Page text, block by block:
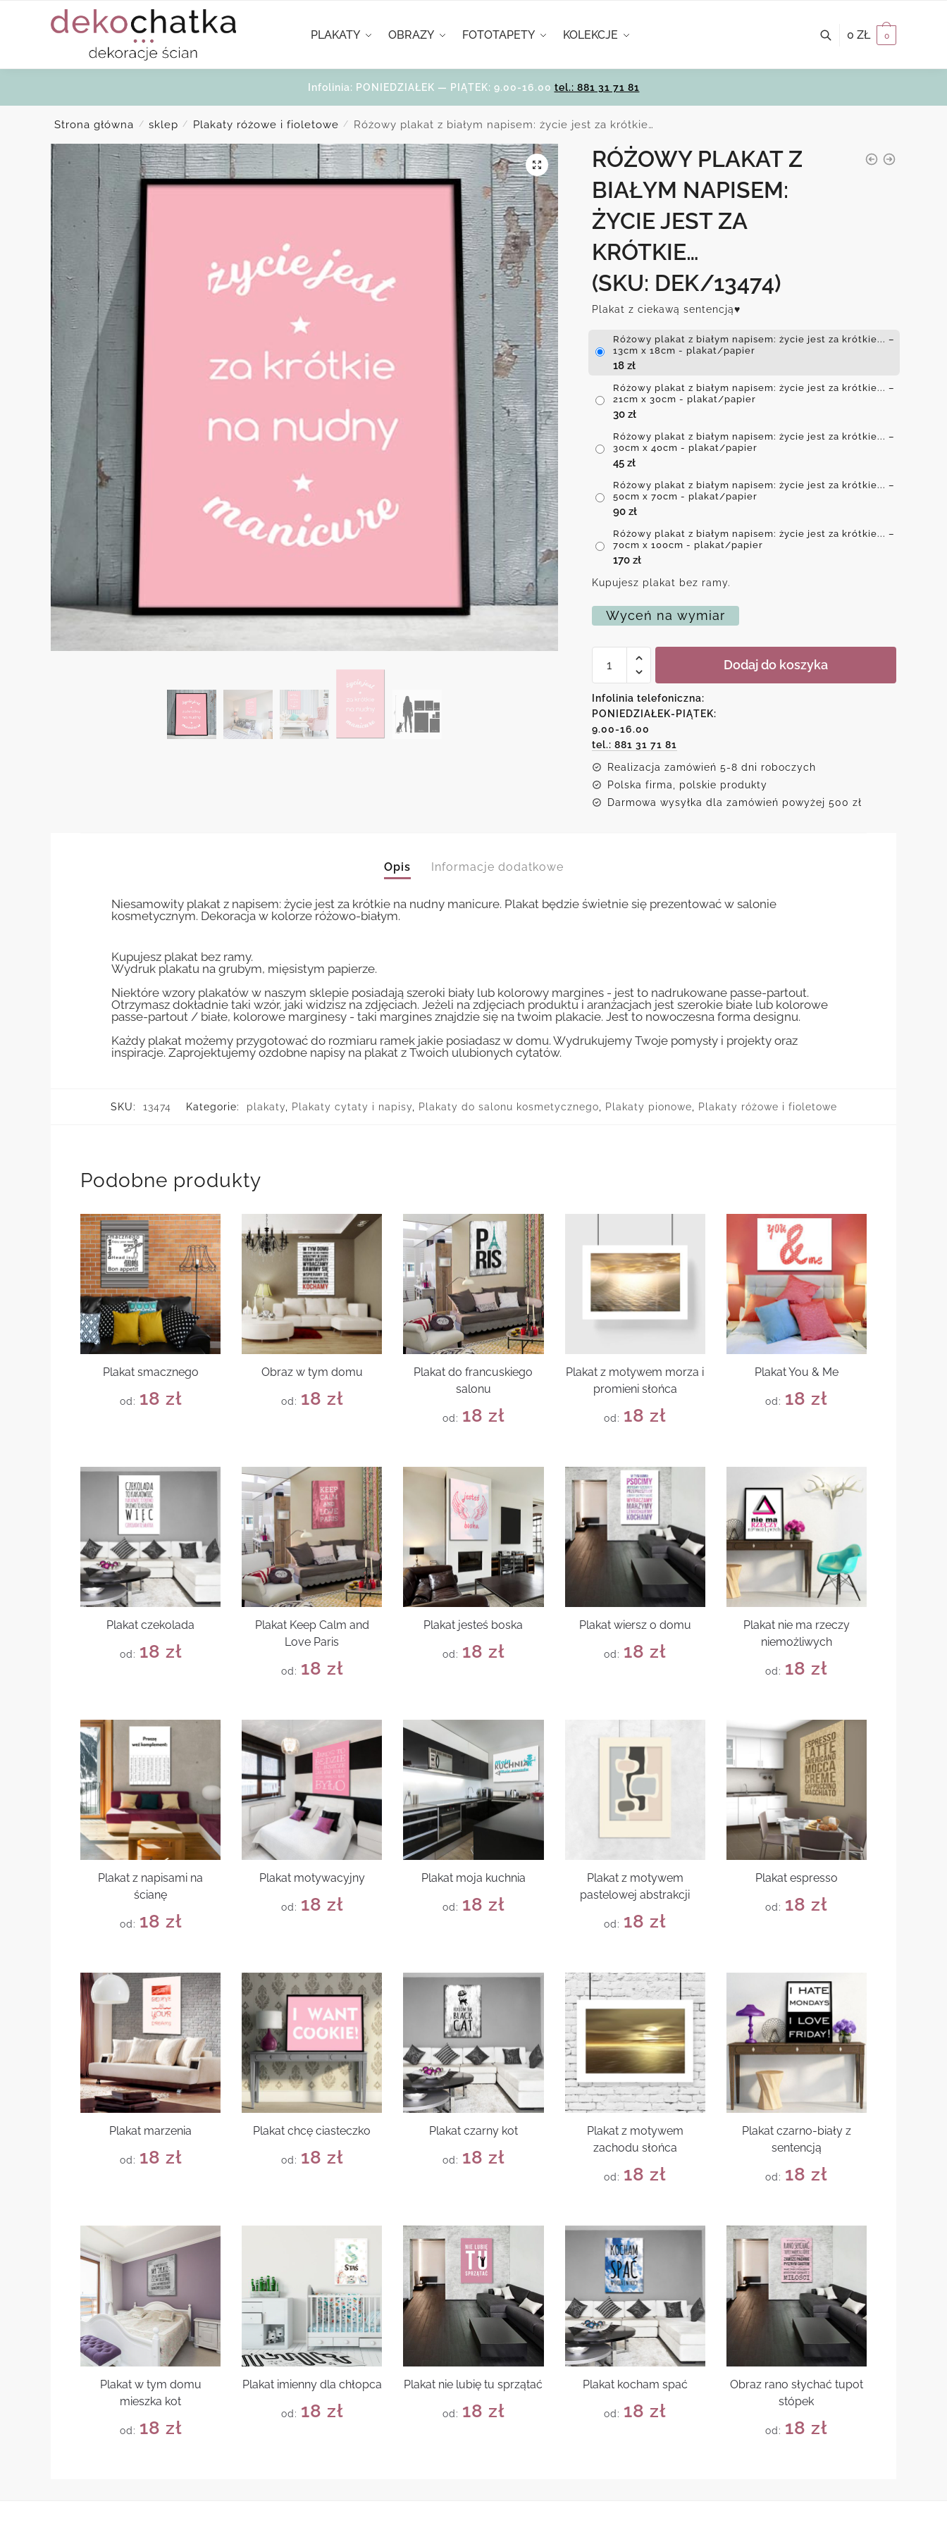
PLAKATY OBRAZY FOTOTAPETY KOLEKCJE 0 ZŁ 0
Infolinia: PONIEDZIAŁEK — PIĄTEK: 9.00-16.00 tel.: 881 31 71 81
Strona główna / sklep / Plakaty różowe i fioletowe / Różowy plakat z białym napisem: życie jest za krótkie…
RÓŻOWY PLAKAT Z
BIAŁYM NAPISEM:
ŻYCIE JEST ZA
KRÓTKIE…
(SKU: DEK/13474)
Plakat z ciekawą sentencją♥
Różowy plakat z białym napisem: życie jest za krótkie... –
13cm x 18cm - plakat/papier
18 zł
Różowy plakat z białym napisem: życie jest za krótkie... –
21cm x 30cm - plakat/papier
30 zł
Różowy plakat z białym napisem: życie jest za krótkie... –
30cm x 40cm - plakat/papier
45 zł
Różowy plakat z białym napisem: życie jest za krótkie... –
50cm x 70cm - plakat/papier
90 zł
Różowy plakat z białym napisem: życie jest za krótkie... –
70cm x 100cm - plakat/papier
170 zł
Kupujesz plakat bez ramy.
Wyceń na wymiar
Różowy
białym
napisem:
życie
jest
za
krótkie...
Dodaj do koszyka
Infolinia telefoniczna:
PONIEDZIAŁEK-PIĄTEK:
9.00-16.00
tel.: 881 31 71 81
Realizacja zamówień 5-8 dni roboczych
Polska firma, polskie produkty
Darmowa wysyłka dla zamówień powyżej 500 zł
Opis Informacje dodatkowe
Niesamowity plakat z napisem: życie jest za krótkie na nudny manicure. Plakat będzie świetnie się prezentować w salonie
kosmetycznym. Dekoracja w kolorze różowo-białym.
Kupujesz plakat bez ramy.
Wydruk plakatu na grubym, mięsistym papierze.
Niektóre wzory plakatów w naszym sklepie posiadają szeroki biały lub kolorowy margines - jest to nadrukowane passe-partout.
Otrzymasz dokładnie taki wzór, jaki widzisz na zdjęciach. Jeżeli na zdjęciach produktu i aranżacjach jest szerokie białe lub kolorowe
passe-partout / białe, kolorowe marginesy - taki margines znajdzie się na twoim plakacie. Jest to nowoczesna forma designu.
Każdy plakat możemy przygotować do rozmiaru ramek jakie posiadasz w domu. Wydrukujemy Twoje pomysły i projekty oraz
inspiracje. Zaprojektujemy ozdobne napisy na plakat z Twoich ulubionych cytatów.
SKU: 13474 Kategorie: plakaty Plakaty cytaty i napisy Plakaty do salonu kosmetycznego Plakaty pionowe Plakaty różowe i fioletowe
Podobne produkty
Plakat smacznego
od: 18 zł
Obraz w tym domu
od: 18 zł
Plakat do francuskiego
salonu
od: 18 zł
Plakat z motywem morza i
promieni słońca
od: 18zł
Plakat You & Me
od: 18zł
Plakat czekolada
od: 18 zł
Plakat Keep Calm and
Love Paris
od: 18 zł
Plakat jesteś boska
od: 18 zł
Plakat wiersz o domu
od: 18zł
Plakat nie ma rzeczy
niemożliwych
od: 18zł
Plakat z napisami na
ścianę
od: 18 zł
Plakat motywacyjny
od: 18 zł
Plakat moja kuchnia
od: 18 zł
Plakat z motywem
pastelowej abstrakcji
od: 18zł
Plakat espresso
od: 18zł
Plakat marzenia
od: 18 zł
Plakat chcę ciasteczko
od: 18 zł
Plakat czarny kot
od: 18 zł
Plakat z motywem
zachodu słońca
od: 18zł
Plakat czarno-biały z
sentencją
od: 18zł
Plakat w tym domu
mieszka kot
od: 18 zł
Plakat imienny dla chłopca
od: 18 zł
Plakat nie lubię tu sprzątać
od: 18 zł
Plakat kocham spać
od: 18zł
Obraz rano słychać tupot
stópek
od: 18zł